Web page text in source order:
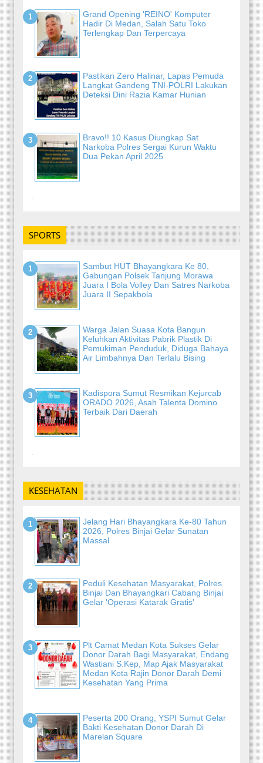
Grand Opening 'REINO' Komputer
Hadir Di Medan, Salah Satu Toko
Terlengkap Dan Terpercaya
Pastikan Zero Halinar, Lapas Pemuda
Langkat Gandeng TNI-POLRI Lakukan
Deteksi Dini Razia Kamar Hunian
Bravo!! 10 Kasus Diungkap Sat
Narkoba Polres Sergai Kurun Waktu
Dua Pekan April 2025
-
SPORTS
Sambut HUT Bhayangkara Ke 80,
Gabungan Polsek Tanjung Morawa
Juara I Bola Volley Dan Satres Narkoba
Juara II Sepakbola
Warga Jalan Suasa Kota Bangun
Keluhkan Aktivitas Pabrik Plastik Di
Pemukiman Penduduk, Diduga Bahaya
Air Limbahnya Dan Terlalu Bising
Kadispora Sumut Resmikan Kejurcab
ORADO 2026, Asah Talenta Domino
Terbaik Dari Daerah
-
KESEHATAN
Jelang Hari Bhayangkara Ke-80 Tahun
2026, Polres Binjai Gelar Sunatan
Massal
Peduli Kesehatan Masyarakat, Polres
Binjai Dan Bhayangkari Cabang Binjai
Gelar 'Operasi Katarak Gratis'
Plt Camat Medan Kota Sukses Gelar
Donor Darah Bagi Masyarakat, Endang
Wastiani S.Kep, Map Ajak Masyarakat
Medan Kota Rajin Donor Darah Demi
Kesehatan Yang Prima
Peserta 200 Orang, YSPI Sumut Gelar
Bakti Kesehatan Donor Darah Di
Marelan Square